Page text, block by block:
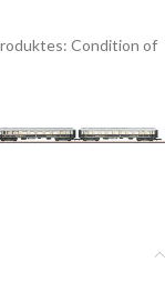
Condition of